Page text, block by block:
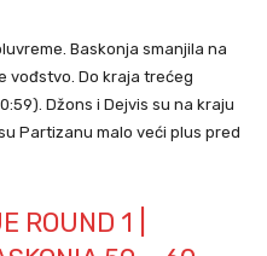
Baskonja smanjila na
vođstvo. Do kraja trećeg
Džons i Dejvis su na kraju
Partizanu malo veći plus pred
ROUND 1 |